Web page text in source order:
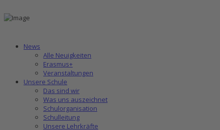
News
Alle Neuigkeiten
Erasmus+
Veranstaltungen
Unsere Schule
Das sind wir
Was uns auszeichnet
Schulorganisation
Schulleitung
Unsere Lehrkräfte